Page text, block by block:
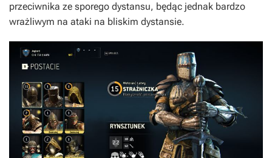
przeciwnika ze sporego dystansu, będąc jednak bardzo
wrażliwym na ataki na bliskim dystansie.